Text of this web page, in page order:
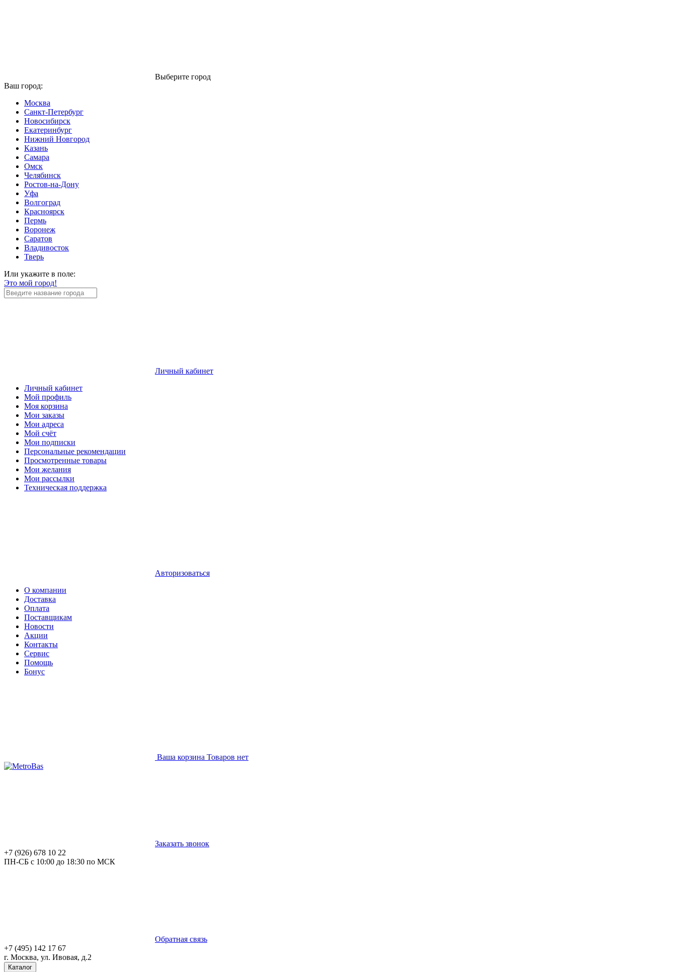
Выберите город
Ваш город:
Москва
Санкт-Петербург
Новосибирск
Екатеринбург
Нижний Новгород
Казань
Самара
Омск
Челябинск
Ростов-на-Дону
Уфа
Волгоград
Красноярск
Пермь
Воронеж
Саратов
Владивосток
Тверь
Или укажите в поле:
Это мой город!
Личный кабинет
Личный кабинет
Мой профиль
Моя корзина
Мои заказы
Мои адреса
Мой счёт
Мои подписки
Персональные рекомендации
Просмотренные товары
Мои желания
Мои рассылки
Техническая поддержка
Авторизоваться
О компании
Доставка
Оплата
Поставщикам
Новости
Акции
Контакты
Сервис
Помощь
Бонус
Ваша корзина Товаров нет
Заказать звонок
+7 (926) 678 10 22
ПН-СБ с 10:00 до 18:30 по МСК
Обратная связь
+7 (495) 142 17 67
г. Москва, ул. Ивовая, д.2
Каталог